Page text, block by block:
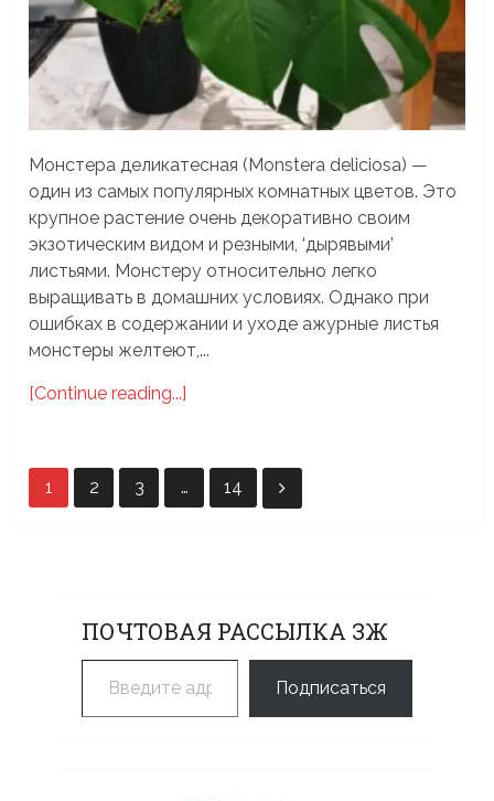
Монстера деликатесная (Monstera deliciosa) —
один из самых популярных комнатных цветов. Это
крупное растение очень декоративно своим
экзотическим видом и резными, ‘дырявыми’
листьями. Монстеру относительно легко
выращивать в домашних условиях. Однако при
ошибках в содержании и уходе ажурные листья
монстеры желтеют,...
[Continue reading...]
Пагинация
1 2 3 … 14
ПОЧТОВАЯ РАССЫЛКА ЗЖ
Введите адрес электронной почты…
Подписаться